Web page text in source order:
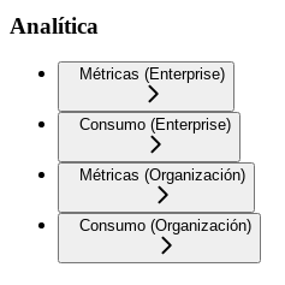
Analítica
Métricas (Enterprise)
Consumo (Enterprise)
Métricas (Organización)
Consumo (Organización)